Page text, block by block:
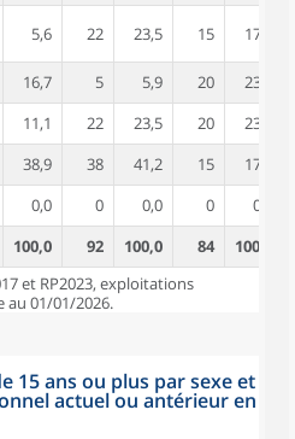
5,6 22 23,5 15 17,6
16,7 5 5,9 20
23,5
11,1 22 23,5 20
23,5
38,9 38 41,2 15
17,6
0,0 0 0,0 0
0,0
100,0 92 100,0 84
100,0
et RP2023, exploitations
au 01/01/2026.
15 ans ou plus par sexe et
actuel ou antérieur en